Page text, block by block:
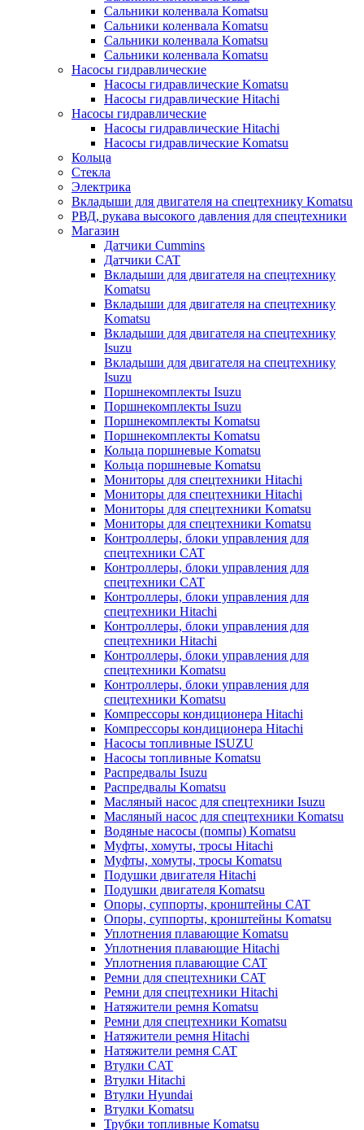
Сальники коленвала Komatsu
Сальники коленвала Komatsu
Сальники коленвала Komatsu
Сальники коленвала Komatsu
Насосы гидравлические
Насосы гидравлические Komatsu
Насосы гидравлические Hitachi
Насосы гидравлические
Насосы гидравлические Hitachi
Насосы гидравлические Komatsu
Кольца
Стекла
Электрика
Вкладыши для двигателя на спецтехнику Komatsu
РВД, рукава высокого давления для спецтехники
Магазин
Датчики Cummins
Датчики CAT
Вкладыши для двигателя на спецтехнику
Komatsu
Вкладыши для двигателя на спецтехнику
Komatsu
Вкладыши для двигателя на спецтехнику
Isuzu
Вкладыши для двигателя на спецтехнику
Isuzu
Поршнекомплекты Isuzu
Поршнекомплекты Isuzu
Поршнекомплекты Komatsu
Поршнекомплекты Komatsu
Кольца поршневые Komatsu
Кольца поршневые Komatsu
Мониторы для спецтехники Hitachi
Мониторы для спецтехники Hitachi
Мониторы для спецтехники Komatsu
Мониторы для спецтехники Komatsu
Контроллеры, блоки управления для
спецтехники CAT
Контроллеры, блоки управления для
спецтехники CAT
Контроллеры, блоки управления для
спецтехники Hitachi
Контроллеры, блоки управления для
спецтехники Hitachi
Контроллеры, блоки управления для
спецтехники Komatsu
Контроллеры, блоки управления для
спецтехники Komatsu
Компрессоры кондиционера Hitachi
Компрессоры кондиционера Hitachi
Насосы топливные ISUZU
Насосы топливные Komatsu
Распредвалы Isuzu
Распредвалы Komatsu
Масляный насос для спецтехники Isuzu
Масляный насос для спецтехники Komatsu
Водяные насосы (помпы) Komatsu
Муфты, хомуты, тросы Hitachi
Муфты, хомуты, тросы Komatsu
Подушки двигателя Hitachi
Подушки двигателя Komatsu
Опоры, суппорты, кронштейны CAT
Опоры, суппорты, кронштейны Komatsu
Уплотнения плавающие Komatsu
Уплотнения плавающие Hitachi
Уплотнения плавающие CAT
Ремни для спецтехники CAT
Ремни для спецтехники Hitachi
Натяжители ремня Komatsu
Ремни для спецтехники Komatsu
Натяжители ремня Hitachi
Натяжители ремня CAT
Втулки CAT
Втулки Hitachi
Втулки Hyundai
Втулки Komatsu
Трубки топливные Komatsu